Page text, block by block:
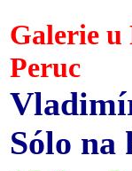
Galerie u
Peruc
Sólo na